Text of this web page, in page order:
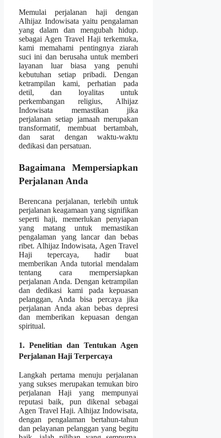
Memulai perjalanan haji dengan
Alhijaz Indowisata yaitu pengalaman
yang dalam dan mengubah hidup.
sebagai Agen Travel Haji terkemuka,
kami memahami pentingnya ziarah
suci ini dan berusaha untuk memberi
layanan luar biasa yang penuhi
kebutuhan setiap pribadi. Dengan
ketrampilan kami, perhatian pada
detil, dan loyalitas untuk
perkembangan religius, Alhijaz
Indowisata memastikan jika
perjalanan setiap jamaah merupakan
transformatif, membuat bertambah,
dan sarat dengan waktu-waktu
dedikasi dan persatuan.
Bagaimana Mempersiapkan
Perjalanan Anda
Berencana perjalanan, terlebih untuk
perjalanan keagamaan yang signifikan
seperti haji, memerlukan penyiapan
yang matang untuk memastikan
pengalaman yang lancar dan bebas
ribet. Alhijaz Indowisata, Agen Travel
Haji tepercaya, hadir buat
memberikan Anda tutorial mendalam
tentang cara mempersiapkan
perjalanan Anda. Dengan ketrampilan
dan dedikasi kami pada kepuasan
pelanggan, Anda bisa percaya jika
perjalanan Anda akan bebas depresi
dan memberikan kepuasan dengan
spiritual.
1. Penelitian dan Tentukan Agen
Perjalanan Haji Terpercaya
Langkah pertama menuju perjalanan
yang sukses merupakan temukan biro
perjalanan Haji yang mempunyai
reputasi baik, pun dikenal sebagai
Agen Travel Haji. Alhijaz Indowisata,
dengan pengalaman bertahun-tahun
dan pelayanan pelanggan yang begitu